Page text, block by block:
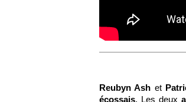
Reubyn Ash et
écossais. Les deux